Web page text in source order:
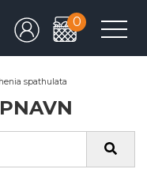
0
spathulata